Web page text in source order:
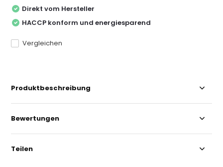
Direkt vom Hersteller
HACCP konform und energiesparend
Vergleichen
Produktbeschreibung
Bewertungen
Teilen